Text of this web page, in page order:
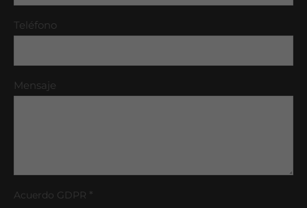
Teléfono
Mensaje
Acuerdo GDPR *